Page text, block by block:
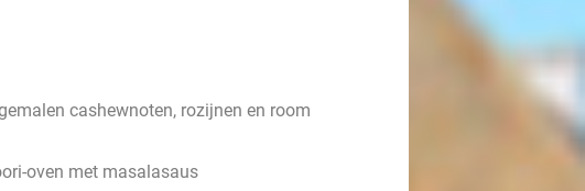
cashewnoten, rozijnen en room
oven met masalasaus